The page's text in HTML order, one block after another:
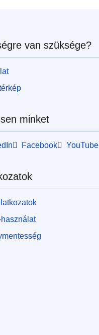
van szüksége?
minket
Facebook YouTube